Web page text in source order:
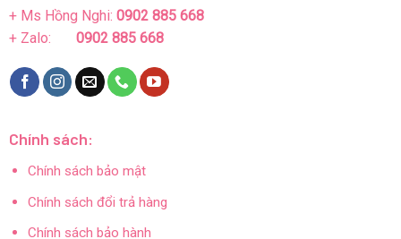
+ Ms Hồng Nghi: 0902 885 668
+ Zalo: 0902 885 668
Chính sách:
Chính sách bảo mật
Chính sách đổi trả hàng
Chính sách bảo hành